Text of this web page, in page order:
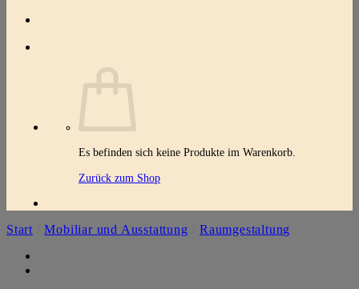
Es befinden sich keine Produkte im Warenkorb.
Zurück zum Shop
Start Mobiliar und Ausstattung Raumgestaltung